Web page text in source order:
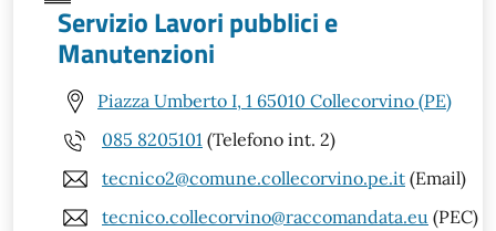
Servizio Lavori pubblici e
Manutenzioni
Piazza Umberto I, 1 65010 Collecorvino (PE)
085 8205101 (Telefono int. 2)
tecnico2@comune.collecorvino.pe.it (Email)
tecnico.collecorvino@raccomandata.eu (PEC)